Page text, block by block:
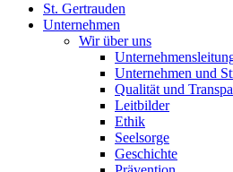
St. Gertrauden
Unternehmen
Wir über uns
Unternehmen und
Qualität und
Leitbilder
Ethik
Seelsorge
Geschichte